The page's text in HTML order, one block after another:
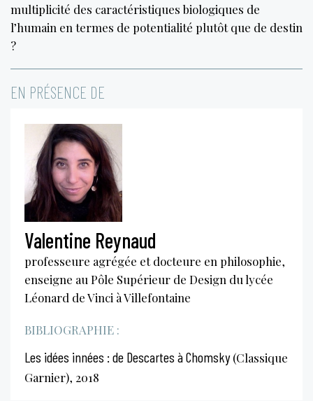
multiplicité des caractéristiques biologiques de
l’humain en termes de potentialité plutôt que de destin
?
EN PRÉSENCE DE
Valentine Reynaud
professeure agrégée et docteure en philosophie,
enseigne au Pôle Supérieur de Design du lycée
Léonard de Vinci à Villefontaine
BIBLIOGRAPHIE :
Les idées innées : de Descartes à Chomsky(Classique
Garnier), 2018